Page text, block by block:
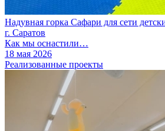
Надувная горка Сафари для сети
г. Саратов
Как мы оснастили…
18 мая 2026
Реализованные проекты